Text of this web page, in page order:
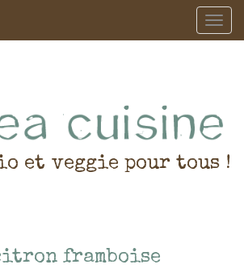
et veggie pour tous !
framboise